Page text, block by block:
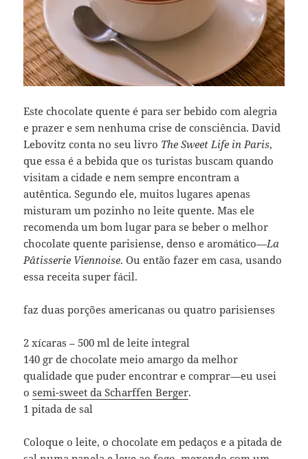
Este chocolate quente é para ser bebido com alegria
e prazer e sem nenhuma crise de consciência. David
Lebovitz conta no seu livro The Sweet Life in Paris,
que essa é a bebida que os turistas buscam quando
visitam a cidade e nem sempre encontram a
autêntica. Segundo ele, muitos lugares apenas
misturam um pozinho no leite quente. Mas ele
recomenda um bom lugar para se beber o melhor
chocolate quente parisiense, denso e aromático—La
Pâtisserie Viennoise. Ou então fazer em casa, usando
essa receita super fácil.
faz duas porções americanas ou quatro parisienses
2 xícaras – 500 ml de leite integral
140 gr de chocolate meio amargo da melhor
qualidade que puder encontrar e comprar—eu usei
osemi-sweet da Scharffen Berger.
1 pitada de sal
Coloque o leite, o chocolate em pedaços e a pitada de